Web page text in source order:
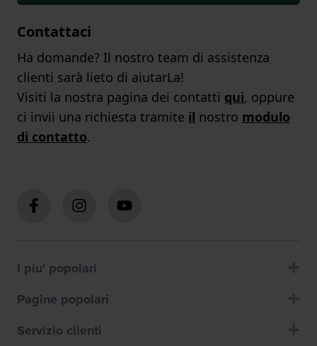
Contattaci
Ha domande? Il nostro team di assistenza
clienti sarà lieto di aiutarLa!
Visiti la nostra pagina dei contatti qui, oppure
ci invii una richiesta tramite il nostro modulo
di contatto.
I piu' popolari
Pagine popolari
Servizio clienti